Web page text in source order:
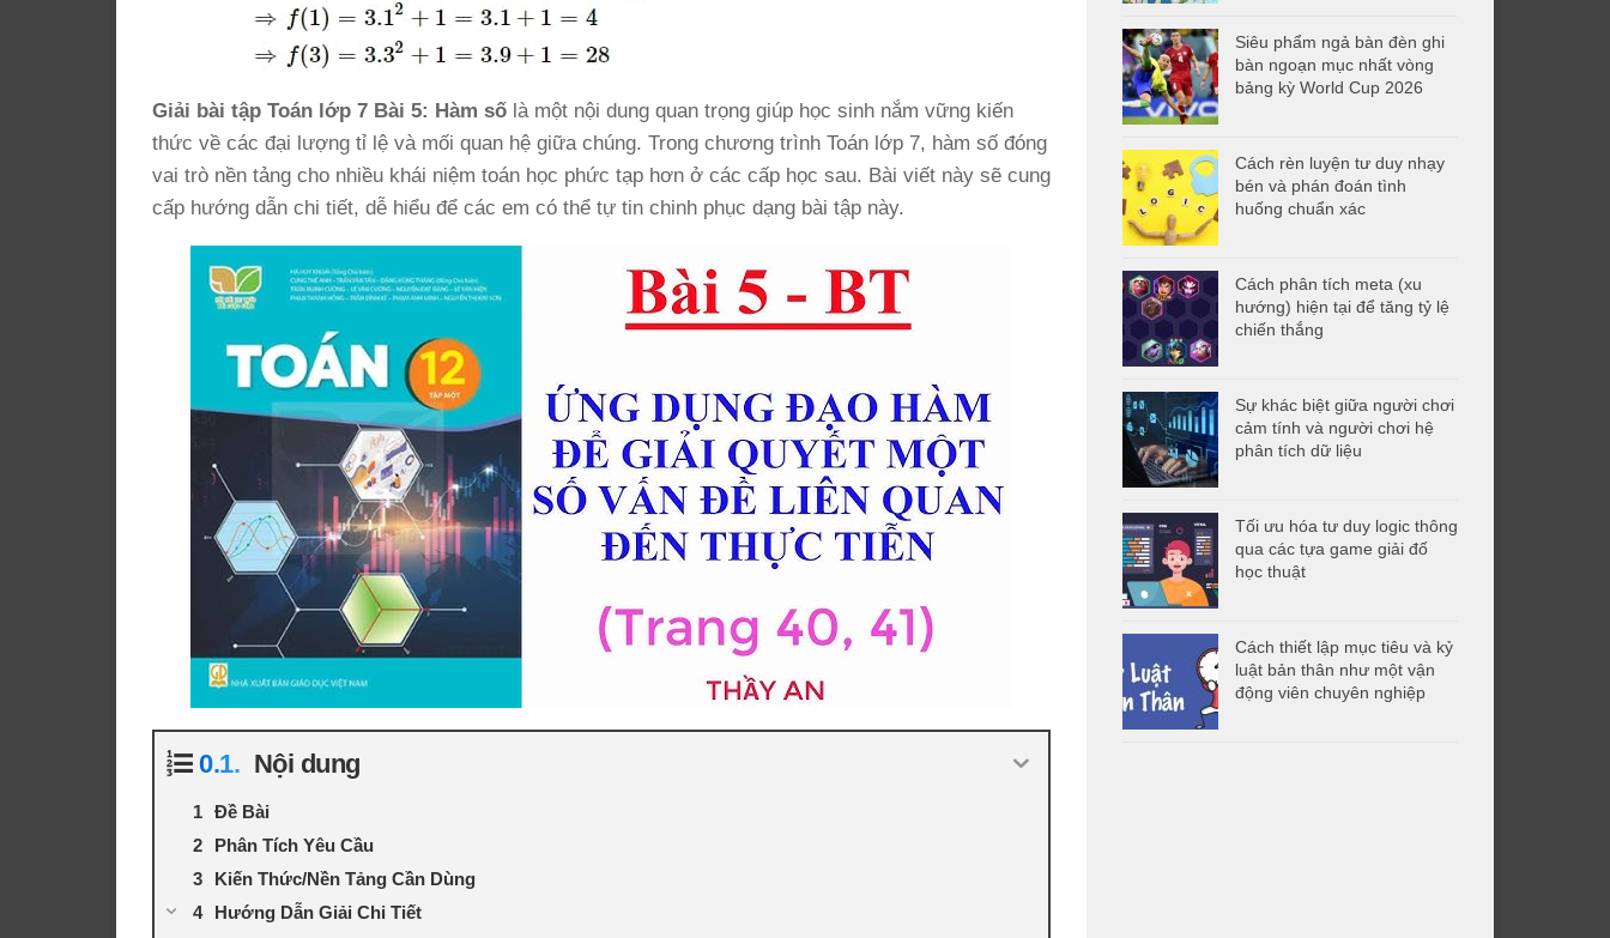
Giải bài tập Toán lớp 7 Bài 5: Hàm số là một nội dung quan trọng giúp học sinh nắm vững kiến
thức về các đại lượng tỉ lệ và mối quan hệ giữa chúng. Trong chương trình Toán lớp 7, hàm số đóng
vai trò nền tảng cho nhiều khái niệm toán học phức tạp hơn ở các cấp học sau. Bài viết này sẽ cung
cấp hướng dẫn chi tiết, dễ hiểu để các em có thể tự tin chinh phục dạng bài tập này.
Nội dung
Đề Bài
Phân Tích Yêu Cầu
Kiến Thức/Nền Tảng Cần Dùng
Hướng Dẫn Giải Chi Tiết
Siêu phẩm ngả bàn đèn ghi
bàn ngoạn mục nhất vòng
bảng kỳ World Cup 2026
Cách rèn luyện tư duy nhạy
bén và phán đoán tình
huống chuẩn xác
Cách phân tích meta (xu
hướng) hiện tại để tăng tỷ lệ
chiến thắng
Sự khác biệt giữa người chơi
cảm tính và người chơi hệ
phân tích dữ liệu
Tối ưu hóa tư duy logic thông
qua các tựa game giải đố
học thuật
Cách thiết lập mục tiêu và kỷ
luật bản thân như một vận
động viên chuyên nghiệp